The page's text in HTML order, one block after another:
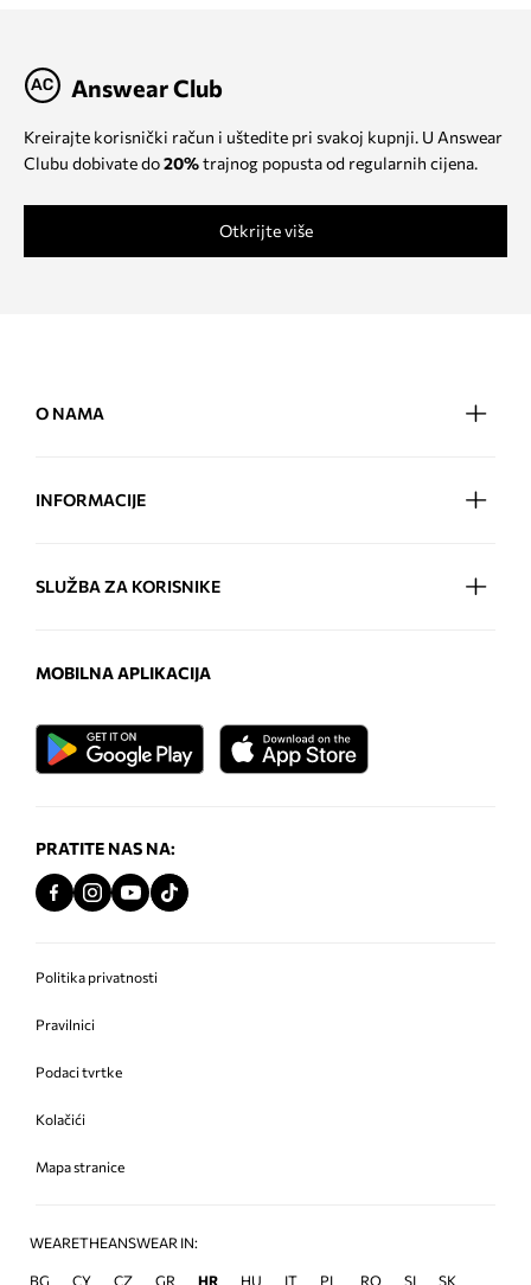
Answear Club
Kreirajte korisnički račun i uštedite pri svakoj kupnji. U Answear
Clubu dobivate do20%trajnog popusta od regularnih cijena.
Otkrijte više
O NAMA
INFORMACIJE
SLUŽBA ZA KORISNIKE
MOBILNA APLIKACIJA
PRATITE NAS NA:
Politika privatnosti
Pravilnici
Podaci tvrtke
Kolačići
Mapa stranice
WEARETHEANSWEAR IN:
BG CY CZ GR HR HU IT PL RO SI SK